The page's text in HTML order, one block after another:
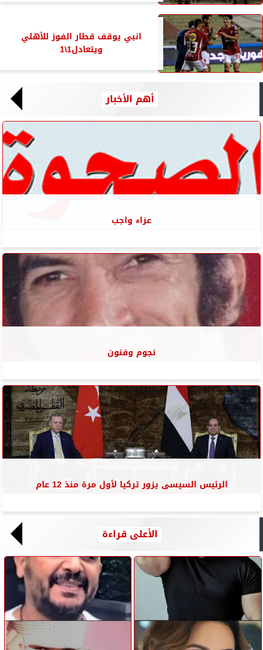
انبي يوقف قطار الفوز للأهلي
ويتعادل1\1
أهم الأخبار
عزاء واجب
نجوم وفنون
الرئيس السيسى يزور تركيا لأول مرة منذ 12 عام
الأعلى قراءة